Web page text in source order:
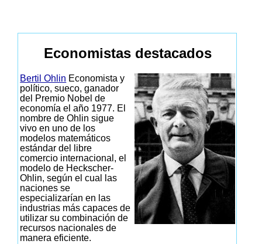
Economistas destacados
Bertil Ohlin Economista y
político, sueco, ganador
del Premio Nobel de
economía el año 1977. El
nombre de Ohlin sigue
vivo en uno de los
modelos matemáticos
estándar del libre
comercio internacional, el
modelo de Heckscher-
Ohlin, según el cual las
naciones se
especializarían en las
industrias más capaces de
utilizar su combinación de
recursos nacionales de
manera eficiente.